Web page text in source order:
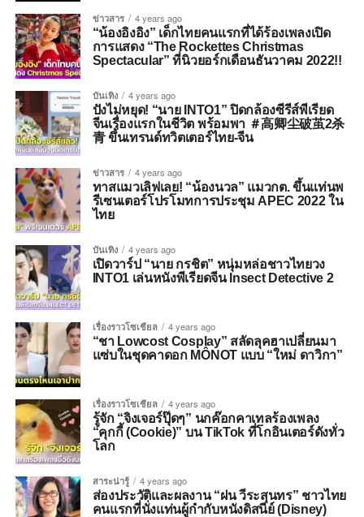
ข่าวสาร 4 years ago
“น้องอิงอิง” เด็กไทยคนแรกที่ได้ร้องเพลงเปิด
การแสดง “The Rockettes Christmas
Spectacular” ที่นิวยอร์กเดือนธันวาคม 2022!!
บันเทิง 4 years ago
ปังไม่หยุด! “นาย INTO1” ปิดกล้องซีรีส์พีเรียด
จีนเรื่องแรกในชีวิต พร้อมพา ＃高卿尘破茧2杀
青 ขึ้นเทรนด์ทวิตเตอร์ไทย-จีน
ข่าวสาร 4 years ago
ทาสแมวเลิฟเลย! “น้องนวล” แมวกต. ขึ้นแท่นพ
รีเซนเตอร์โปรโมทการประชุม APEC 2022 ใน
ไทย
บันเทิง 4 years ago
เปิดวาร์ป “นาย กรชิต” หนุ่มหล่อชาวไทยวง
INTO1 เล่นหนังพีเรียดจีน Insect Detective 2
เรื่องราวโซเชียล 4 years ago
“ชา Lowcost Cosplay” สลัดลุคฮาเปลี่ยนมา
แซ่บในชุดคาดอก MÔNOT แบบ “ใหม่ ดาวิกา”
เรื่องราวโซเชียล 4 years ago
รู้จัก “จิงเจอร์ปุ๊ดๆ” นกค๊อกคาเทลร้องเพลง
“คุกกี้ (Cookie)” บน TikTok ที่โกอินเตอร์ดังทั่ว
โลก
สาระน่ารู้ 4 years ago
ส่องประวัติและผลงาน “ฝน วีระสุนทร” ชาวไทย
คนแรกที่นั่งแท่นผู้กำกับหนังดิสนีย์ (Disney)